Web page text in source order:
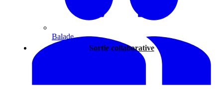
Balade
Sortie collaborative